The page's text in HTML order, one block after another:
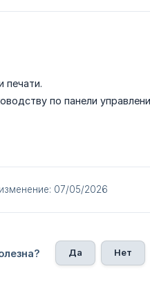
печати.
по панели
07/05/2026
Да Нет